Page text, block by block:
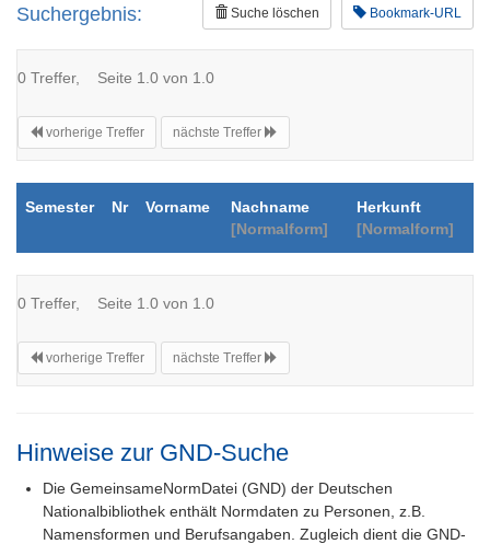
Suche löschen Bookmark-URL
Suchergebnis:
0 Treffer, Seite 1.0 von 1.0
vorherige Treffer nächste Treffer
Semester Nr Vorname
Nachname
[Normalform]
Herkunft
[Normalform]
0 Treffer, Seite 1.0 von 1.0
vorherige Treffer nächste Treffer
Hinweise zur GND-Suche
Die GemeinsameNormDatei (GND) der Deutschen
Nationalbibliothek enthält Normdaten zu Personen, z.B.
Namensformen und Berufsangaben. Zugleich dient die GND-